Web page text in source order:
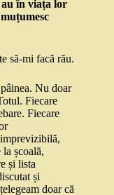
au în viața lor
să-mi facă rău.
Nu doar
Fiecare
Fiecare
școală,
și lista
și
doar că